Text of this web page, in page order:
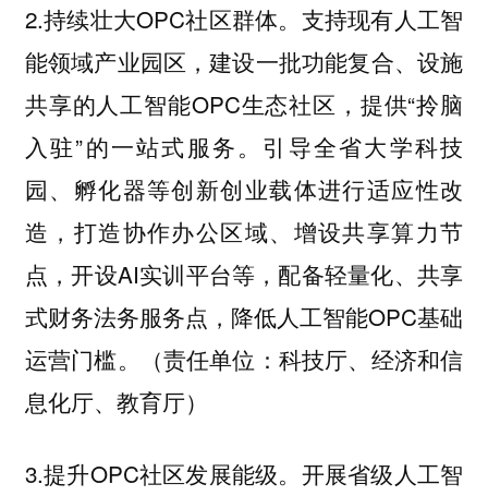
2.持续壮大OPC社区群体。支持现有人工智
能领域产业园区，建设一批功能复合、设施
共享的人工智能OPC生态社区，提供“拎脑
入驻”的一站式服务。引导全省大学科技
园、孵化器等创新创业载体进行适应性改
造，打造协作办公区域、增设共享算力节
点，开设AI实训平台等，配备轻量化、共享
式财务法务服务点，降低人工智能OPC基础
运营门槛。（责任单位：科技厅、经济和信
息化厅、教育厅）
3.提升OPC社区发展能级。开展省级人工智